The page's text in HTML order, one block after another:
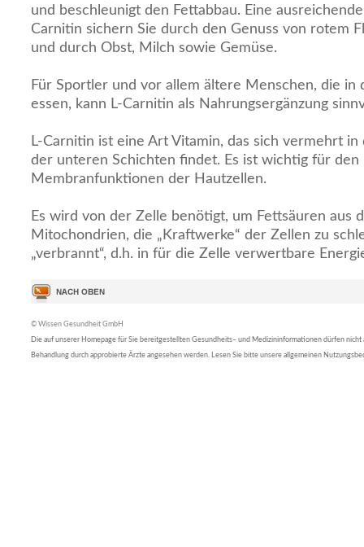
und beschleunigt den Fettabbau. Eine
Carnitin sichern Sie durch den Genuss von rotem
und durch Obst, Milch sowie Gemüse.
Für Sportler und vor allem ältere Menschen, die in
essen, kann L-Carnitin als Nahrungsergänzung
L-Carnitin ist eine Art Vitamin, das sich vermehrt
der unteren Schichten findet. Es ist wichtig für
Membranfunktionen der Hautzellen.
Es wird von der Zelle benötigt, um Fettsäuren aus
Mitochondrien, die „Kraftwerke“ der Zellen zu
„verbrannt“, d.h. in für die Zelle verwertbare
© Wissen Gesundheit GmbH
Die auf unserer Homepage für Sie bereitgestellten Gesundheits– und Medizininformationen dürfen nicht
Behandlung durch approbierte Ärzte angesehen werden. Lesen Sie bitte unsere allgemeinen